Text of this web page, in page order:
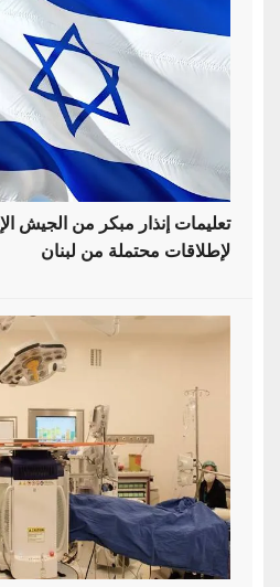
تعليمات إنذار مبكر من الجيش
لإطلاقات محتملة من لبنان